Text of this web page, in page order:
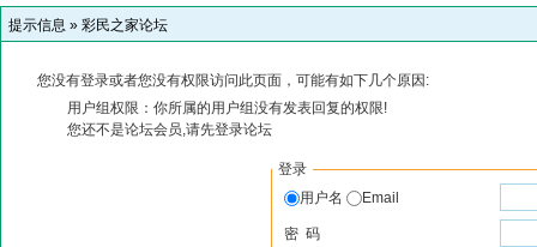
提示信息 » 彩民之家论坛
您没有登录或者您没有权限访问此页面，可能有如下几个原因:
用户组权限：你所属的用户组没有发表回复的权限!
您还不是论坛会员,请先登录论坛
登录
用户名
Email
密 码